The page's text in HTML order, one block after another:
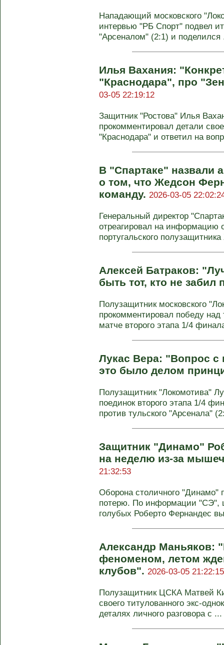
Нападающий московского
интервью "РБ Спорт" подвел
"Арсеналом" (2:1) и поделился
Илья Вахания:
"Краснодара", про
03-05 22:19:12
Защитник "Ростова" Илья
прокомментировал детали
"Краснодара" и ответил на
В "Спартаке" назвали
о том, что Жедсон
команду. 2026-03-05
Генеральный директор
отреагировал на информацию
португальского
Алексей Батраков:
быть тот, кто не забил
Полузащитник московского
прокомментировал победу
матче второго этапа 1/4
Лукас Вера: "Вопрос с
это было делом
Полузащитник "Локомотива"
поединок второго этапа 1/4
против тульского "Арсенала"
Защитник "Динамо"
на неделю из-за
21:32:53
Оборона столичного "Динамо"
потерю. По информации "СЭ",
голубых Роберто Фернандес
Александр Маньяков:
феноменом, летом
клубов". 2026-03-05 21:22:15
Полузащитник ЦСКА Матвей
своего титулованного экс-
деталях личного разговора с ...